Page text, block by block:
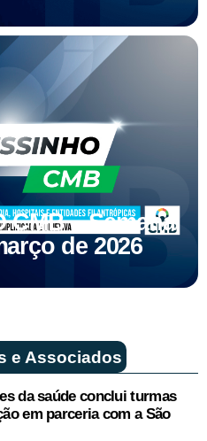
CMB – Semana
de 2026
e Associados
da saúde conclui turmas
em parceria com a São